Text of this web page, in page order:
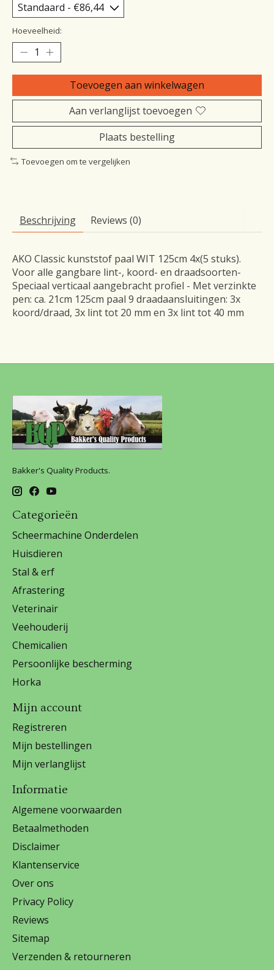
Hoeveelheid:
Toevoegen aan winkelwagen
Aan verlanglijst toevoegen
Plaats bestelling
Toevoegen om te vergelijken
Beschrijving Reviews (0)
AKO Classic kunststof paal WIT 125cm 4x(5 stuks).
Voor alle gangbare lint-, koord- en draadsoorten-
Speciaal verticaal aangebracht profiel - Met verzinkte
pen: ca. 21cm 125cm paal 9 draadaansluitingen: 3x
koord/draad, 3x lint tot 20 mm en 3x lint tot 40 mm
Bakker's Quality Products.
Categorieën
Scheermachine Onderdelen
Huisdieren
Stal & erf
Afrastering
Veterinair
Veehouderij
Chemicalien
Persoonlijke bescherming
Horka
Mijn account
Registreren
Mijn bestellingen
Mijn verlanglijst
Informatie
Algemene voorwaarden
Betaalmethoden
Disclaimer
Klantenservice
Over ons
Privacy Policy
Reviews
Sitemap
Verzenden & retourneren